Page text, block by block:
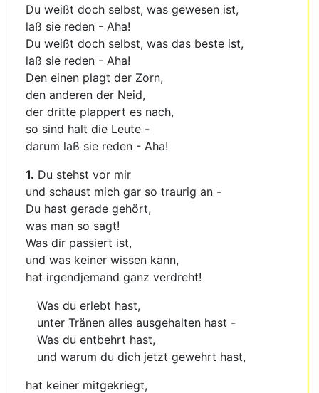
Du weißt doch selbst, was gewesen ist,
laß sie reden - Aha!
Du weißt doch selbst, was das beste ist,
laß sie reden - Aha!
Den einen plagt der Zorn,
den anderen der Neid,
der dritte plappert es nach,
so sind halt die Leute -
darum laß sie reden - Aha!
1. Du stehst vor mir
und schaust mich gar so traurig an -
Du hast gerade gehört,
was man so sagt!
Was dir passiert ist,
und was keiner wissen kann,
hat irgendjemand ganz verdreht!
Was du erlebt hast,
unter Tränen alles ausgehalten hast -
Was du entbehrt hast,
und warum du dich jetzt gewehrt hast,
hat keiner mitgekriegt,